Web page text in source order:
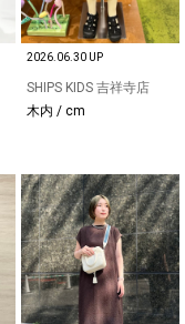
2026.06.30 UP
SHIPS KIDS 吉祥寺店
木内 / cm